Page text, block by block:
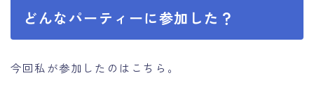
どんなパーティーに参加した？
今回私が参加したのはこちら。